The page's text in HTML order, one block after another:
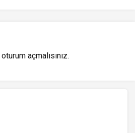
oturum açmalısınız.